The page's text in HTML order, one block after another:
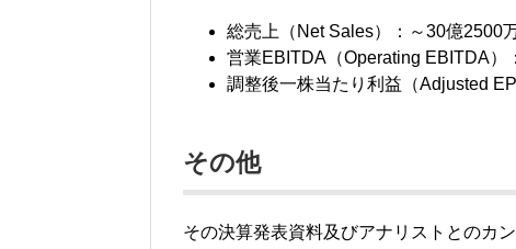
総売上（Net Sales）：～30億2500
営業EBITDA（Operating EBITDA）
調整後一株当たり利益（Adjusted
その他
その決算発表資料及びアナリストとのカ